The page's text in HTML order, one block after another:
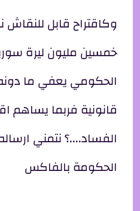
وكاقتراح قابل
خمسين مليون ليرة
الحكومي يعفي ما
قانونية فربما يساهم
الفساد....؟ نتمني
الحكومة بالفاكس